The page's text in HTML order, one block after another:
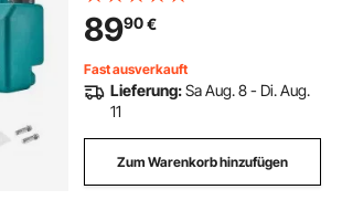
mit 2 Düsen, Augenreinigungsgerät
für Schulen, Labore, Fabriken, Grün
8990€
Fast ausverkauft
Lieferung:Sa Aug. 8 - Di. Aug.
11
Zum Warenkorb hinzufügen